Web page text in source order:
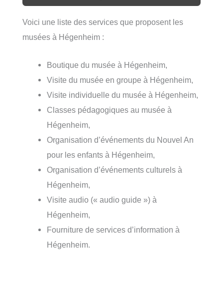
Voici une liste des services que proposent les
musées à Hégenheim :
Boutique du musée à Hégenheim,
Visite du musée en groupe à Hégenheim,
Visite individuelle du musée à Hégenheim,
Classes pédagogiques au musée à
Hégenheim,
Organisation d’événements du Nouvel An
pour les enfants à Hégenheim,
Organisation d’événements culturels à
Hégenheim,
Visite audio (« audio guide ») à
Hégenheim,
Fourniture de services d’information à
Hégenheim.